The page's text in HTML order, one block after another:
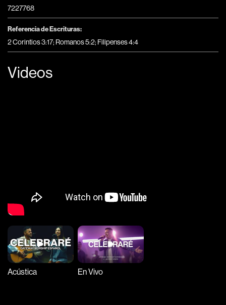
7227768
Referencia de Escrituras:
2 Corintios 3:17; Romanos 5:2; Filipenses 4:4
Videos
Acústica En Vivo